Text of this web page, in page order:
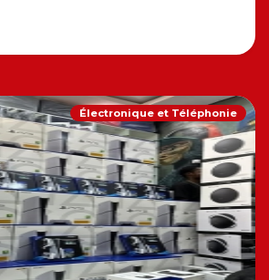
Électronique et Téléphonie